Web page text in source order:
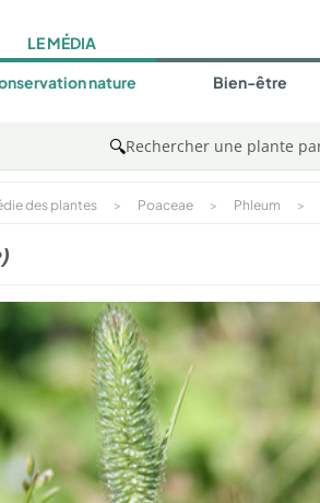
LE MÉDIA
nature Bien-être
🔍Rechercher une plante
des plantes > Poaceae > Phleum >